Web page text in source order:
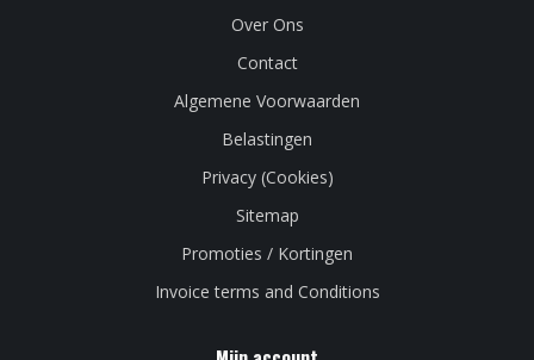
Over Ons
Contact
Algemene Voorwaarden
Belastingen
Privacy (Cookies)
Sitemap
Promoties / Kortingen
Invoice terms and Conditions